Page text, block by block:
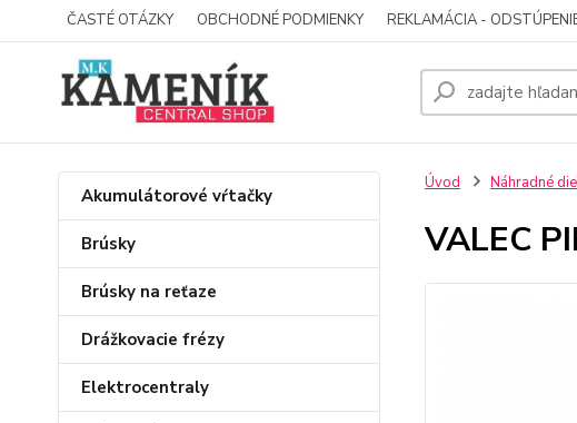
ČASTÉ OTÁZKY OBCHODNÉ PODMIENKY REKLAMÁCIA -
Akumulátorové vŕtačky
Brúsky
Brúsky na reťaze
Drážkovacie frézy
Elektrocentraly
Úvod Náhradné
VALEC